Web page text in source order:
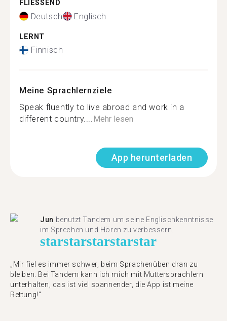
FLIESSEND
Deutsch Englisch
LERNT
Finnisch
Meine Sprachlernziele
Speak fluently to live abroad and work in a
different country....Mehr lesen
App herunterladen
Jun benutzt Tandem um seine Englischkenntnisse
im Sprechen und Hören zu verbessern.
starstarstarstarstar
„Mir fiel es immer schwer, beim Sprachenüben dran zu
bleiben. Bei Tandem kann ich mich mit Muttersprachlern
unterhalten, das ist viel spannender, die App ist meine
Rettung!"